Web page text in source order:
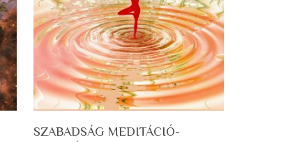
Kosárba Teszem
SZABADSÁG MEDITÁCIÓ-